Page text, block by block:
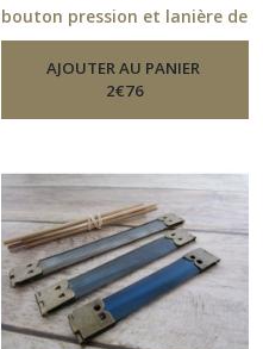
bouton pression et lanière de
cuir - 7 coloris-Fermoirs De
AJOUTER AU PANIER
2€76